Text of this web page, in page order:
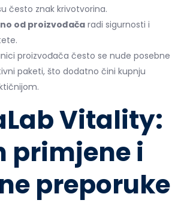
često znak krivotvorina.
od proizvođača radi sigurnosti i
proizvođača često se nude posebne
paketi, što dodatno čini kupnju
Vitality:
primjene i
preporuke